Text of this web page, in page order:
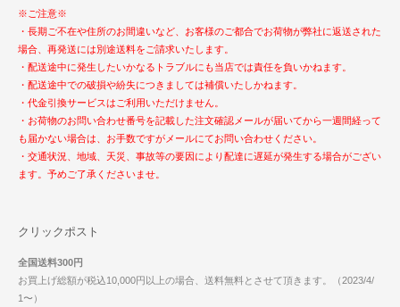
※ご注意※
・長期ご不在や住所のお間違いなど、お客様のご都合でお荷物が弊社に返送された
場合、再発送には別途送料をご請求いたします。
・配送途中に発生したいかなるトラブルにも当店では責任を負いかねます。
・配送途中での破損や紛失につきましては補償いたしかねます。
・代金引換サービスはご利用いただけません。
・お荷物のお問い合わせ番号を記載した注文確認メールが届いてから一週間経って
も届かない場合は、お手数ですがメールにてお問い合わせください。
・交通状況、地域、天災、事故等の要因により配達に遅延が発生する場合がござい
ます。予めご了承くださいませ。
クリックポスト
全国送料300円
お買上げ総額が税込10,000円以上の場合、送料無料とさせて頂きます。（2023/4/
1〜）